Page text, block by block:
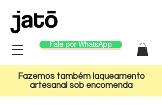
Fale por WhatsApp
Fazemos também laqueamento
artesanal sob encomenda